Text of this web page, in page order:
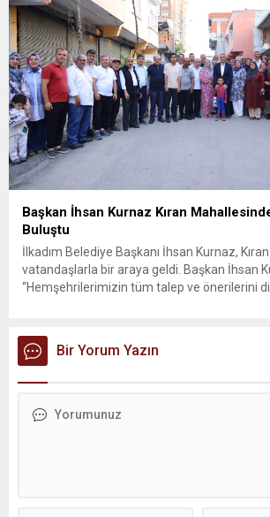
Başkan İhsan Kurnaz Kıran
Buluştu
İlkadım Belediye Başkanı İhsan Kurnaz,
vatandaşlarla bir araya geldi. Başkan İhsan
“Hemşehrilerimizin tüm talep ve önerilerini
sohbet eden, onların talep ve önerileri
Kurnaz, gelen taleplerin çözümü için...
Bir Yorum Yazın